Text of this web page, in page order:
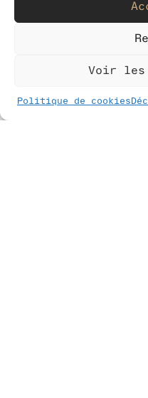
Voir les
Politique de cookies
les
après les
des maisons
Textes de